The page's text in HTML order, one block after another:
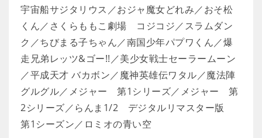
宇宙船サジタリウス／おジャ魔女どれみ／おそ松
くん／さくらももこ劇場 コジコジ／スラムダン
ク／ちびまる子ちゃん／南国少年パプワくん／爆
走兄弟レッツ&ゴー!!／美少女戦士セーラームーン
／平成天才 バカボン／魔神英雄伝ワタル／魔法陣
グルグル／メジャー 第1シリーズ／メジャー 第
2シリーズ／らんま1/2 デジタルリマスター版
第1シーズン／ロミオの青い空